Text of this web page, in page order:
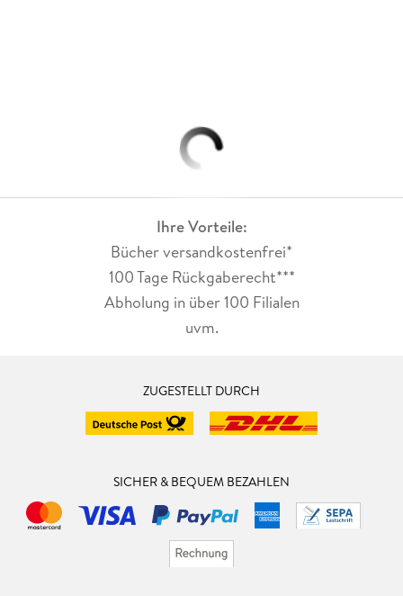
Ihre Vorteile:
Bücher versandkostenfrei*
100 Tage Rückgaberecht***
Abholung in über 100 Filialen
uvm.
ZUGESTELLT DURCH
SICHER & BEQUEM BEZAHLEN